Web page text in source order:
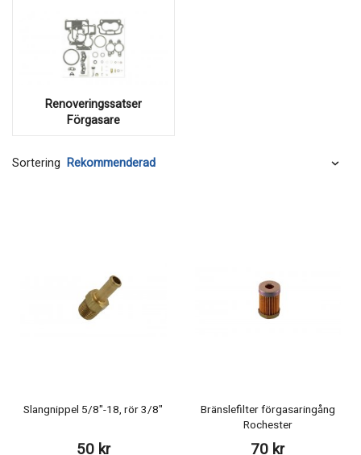
Renoveringssatser
Förgasare
Sortering
Slangnippel 5/8"-18, rör 3/8"
50 kr
Bränslefilter förgasaringång
Rochester
70 kr